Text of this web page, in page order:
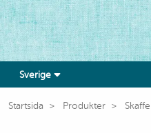
Sverige
Startsida Produkter